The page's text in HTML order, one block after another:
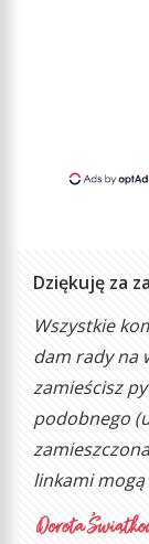
Dziękuję za
Wszystkie
dam rady na
zamieścisz
podobnego
linkami